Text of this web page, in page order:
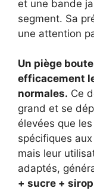
et une bande
segment. Sa
une attention
Un piège
efficacement
normales. Ce
grand et se
élevées que
spécifiques
mais leur
adaptés,
+ sucre +